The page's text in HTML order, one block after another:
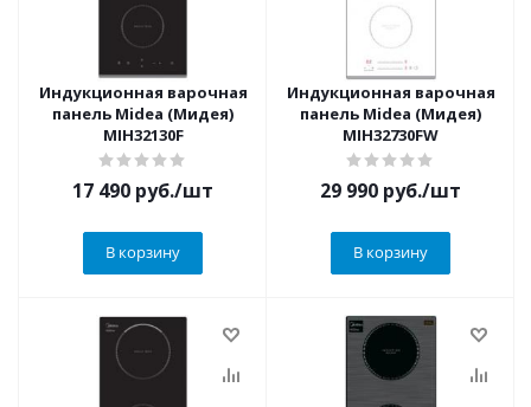
Индукционная варочная
панель Midea (Мидея)
MIH32130F
17 490 руб./шт
В корзину
Индукционная варочная
панель Midea (Мидея)
MIH32730FW
29 990 руб./шт
В корзину